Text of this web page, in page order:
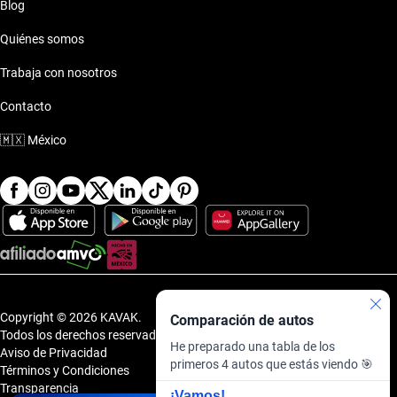
Volvo 2021 Plaza Fortuna
Volvo 2021 Plaza Fortuna - Showroom
Volvo 2021 Puerta la Victoria
Volvo 2021 Punto Sur
Volvo 2021 Punto Valle
Volvo 2021 San Ángel
Volvo 2021 Tlalnepantla
Comparación de autos
He preparado una tabla de los
primeros 4 autos que estás viendo 🎯
Blog
Quiénes somos
Trabaja con nosotros
Contacto
🇲🇽 México
Copyright © 2026 KAVAK.
Todos los derechos reservados.
Aviso de Privacidad
Términos y Condiciones
Transparencia